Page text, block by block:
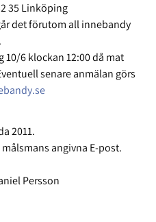
35 Linköping
det förutom all innebandy
10/6 klockan 12:00 då mat
senare anmälan görs
2011.
angivna E-post.
Persson